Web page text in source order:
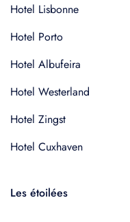
Hotel Lisbonne
Hotel Porto
Hotel Albufeira
Hotel Westerland
Hotel Zingst
Hotel Cuxhaven
Les étoilées